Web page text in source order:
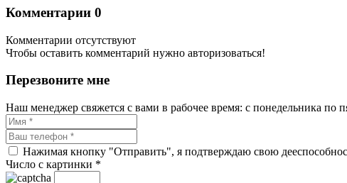
Комментарии 0
Комментарии отсутствуют
Чтобы оставить комментарий нужно авторизоваться!
Перезвоните мне
Наш менеджер свяжется с вами в рабочее время: с понедельника по
Нажимая кнопку "Отправить", я подтверждаю свою
Число с картинки *